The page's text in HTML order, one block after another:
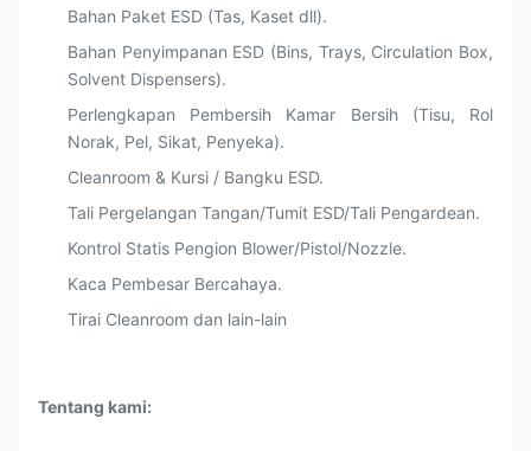
Bahan Paket ESD (Tas, Kaset dll).
Bahan Penyimpanan ESD (Bins, Trays, Circulation Box,
Solvent Dispensers).
Perlengkapan Pembersih Kamar Bersih (Tisu, Rol
Norak, Pel, Sikat, Penyeka).
Cleanroom & Kursi / Bangku ESD.
Tali Pergelangan Tangan/Tumit ESD/Tali Pengardean.
Kontrol Statis Pengion Blower/Pistol/Nozzle.
Kaca Pembesar Bercahaya.
Tirai Cleanroom dan lain-lain
Tentang kami: